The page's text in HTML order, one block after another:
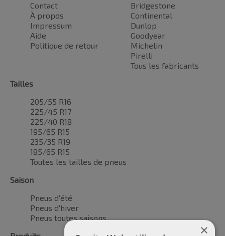
Contact
À propos
Impressum
Aide
Politique de retour
Bridgestone
Continental
Dunlop
Goodyear
Michelin
Pirelli
Tous les fabricants
Tailles
205/55 R16
225/45 R17
225/40 R18
195/65 R15
235/35 R19
185/65 R15
Toutes les tailles de pneus
Saison
Pneus d'été
Pneus d'hiver
Pneus toutes saisons
×